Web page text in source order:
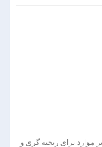
موارد برای ریخته گری و